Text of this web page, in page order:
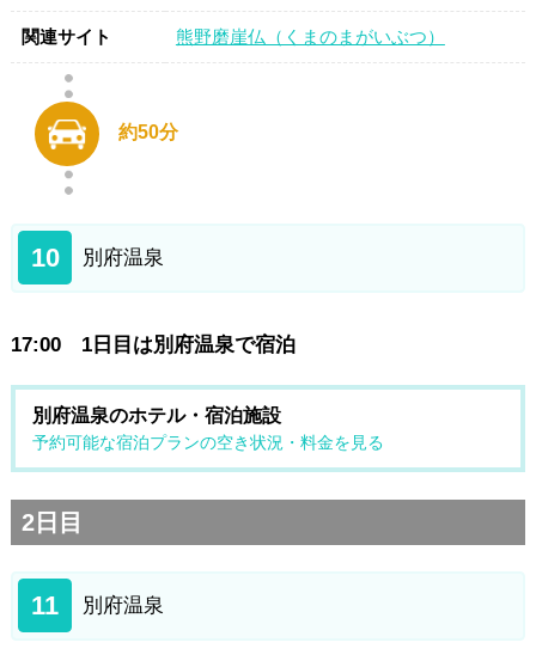
関連サイト 熊野磨崖仏（くまのまがいぶつ）
約50分
10 別府温泉
17:00 1日目は別府温泉で宿泊
別府温泉のホテル・宿泊施設
予約可能な宿泊プランの空き状況・料金を見る
2日目
11 別府温泉